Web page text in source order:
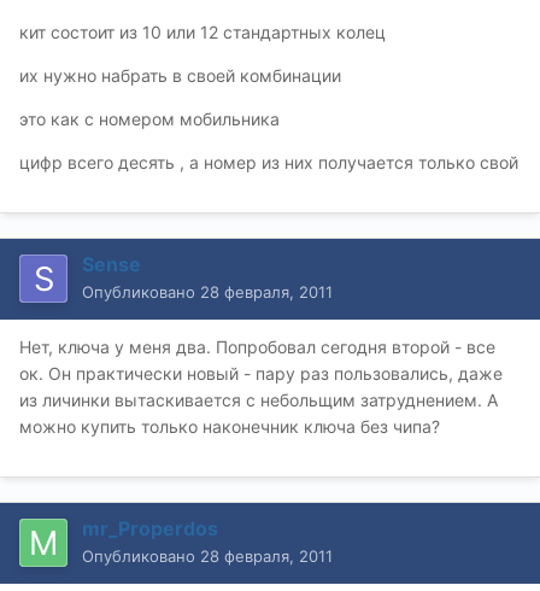
кит состоит из 10 или 12 стандартных колец
их нужно набрать в своей комбинации
это как с номером мобильника
цифр всего десять , а номер из них получается только свой
Sense
Опубликовано 28 февраля, 2011
Нет, ключа у меня два. Попробовал сегодня второй - все
ок. Он практически новый - пару раз пользовались, даже
из личинки вытаскивается с небольщим затруднением. А
можно купить только наконечник ключа без чипа?
mr_Properdos
Опубликовано 28 февраля, 2011